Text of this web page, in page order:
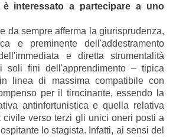
interessato a partecipare a uno
da sempre afferma la giurisprudenza,
e preminente dell'addestramento
e diretta strumentalità
soli fini dell'apprendimento – tipica
linea di massima compatibile con
per il tirocinante, essendo la
antinfortunistica e quella relativa
civile verso terzi gli unici oneri posti a
lo stagista. Infatti, ai sensi del